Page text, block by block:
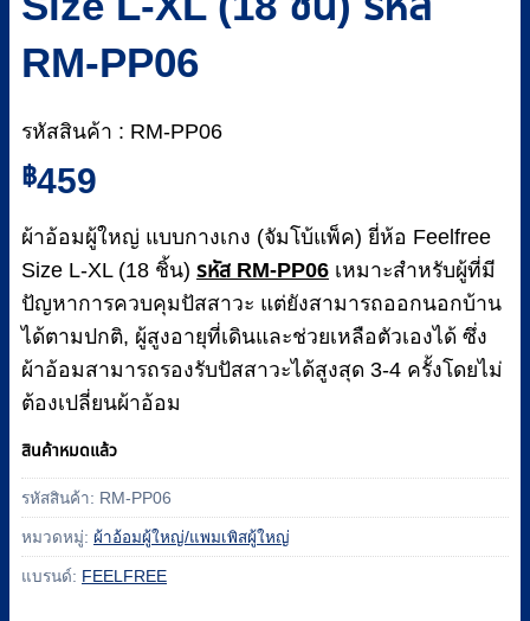
RM-PP06
รหัสสินค้า : RM-PP06
฿459
ผ้าอ้อมผู้ใหญ่ แบบกางเกง (จัมโบ้แพ็ค) ยี่ห้อ Feelfree
Size L-XL (18 ชิ้น) รหัส RM-PP06 เหมาะสำหรับผู้ที่มี
ปัญหาการควบคุมปัสสาวะ แต่ยังสามารถออกนอกบ้าน
ได้ตามปกติ, ผู้สูงอายุที่เดินและช่วยเหลือตัวเองได้ ซึ่ง
ผ้าอ้อมสามารถรองรับปัสสาวะได้สูงสุด 3-4 ครั้งโดยไม่
ต้องเปลี่ยนผ้าอ้อม
สินค้าหมดแล้ว
รหัสสินค้า: RM-PP06
หมวดหมู่: ผ้าอ้อมผู้ใหญ่/แพมเพิสผู้ใหญ่
แบรนด์: FEELFREE